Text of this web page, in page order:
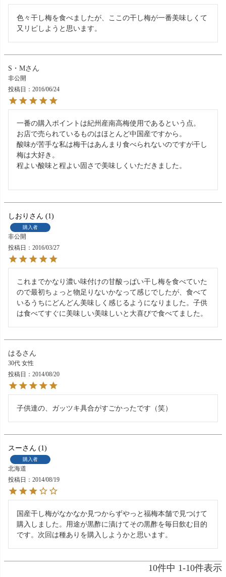
色々干し梅を食べましたが、ここの干し梅が一番美味しくて
又リピしようと思います。
S・M
非公開
投稿日
2016/06/24
一番の購入ポイントは紀州産南高梅使用であるという点。
お店で売られているものはほとんど中国産ですから。
酸味が苦手な私は梅干はあんまり食べられないのですが干し
梅は大好き。
程よい酸味と程よい固さで美味しくいただきました。
しおり 1
購入者
非公開
投稿日
2016/03/27
これまでかなり濃い味付けの甘酸っぱい干し梅を食べていた
ので最初ちょっと物足りないかなって感じでしたが、食べて
いるうちにどんどん美味しく感じるようになりました。子供
は食べてすぐに美味しい美味しいと大喜びで食べてました。
はる
30代 女性
投稿日
2014/08/20
子供達の、ガッツキ具合がすごかったです（笑）
スー 1
購入者
北海道
投稿日
2014/08/19
国産干し梅がなかなか見つからずやっと福梅本舗で見つけて
購入しました。用途が黒酢に漬けてその黒酢を毎日飲む目的
です。次回は種ありを購入しようかと思います。
10件中 1-10件表示